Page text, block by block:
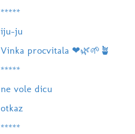
*****
iju-ju
Vinka procvitala ❤🌿🌱🪴
*****
ne vole dicu
otkaz
*****